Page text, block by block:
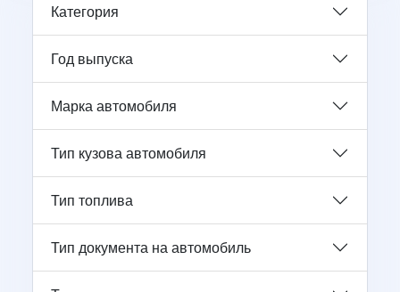
Категория
Год выпуска
Марка автомобиля
Тип кузова автомобиля
Тип топлива
Тип документа на автомобиль